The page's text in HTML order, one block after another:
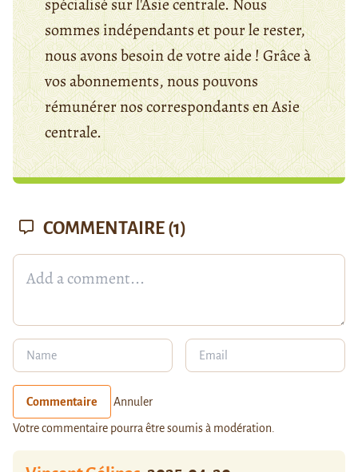
spécialisé sur l'Asie centrale. Nous
sommes indépendants et pour le rester,
nous avons besoin de votre aide ! Grâce à
vos abonnements, nous pouvons
rémunérer nos correspondants en Asie
centrale.
COMMENTAIRE (1)
Commentaire Annuler
Votre commentaire pourra être soumis à modération.